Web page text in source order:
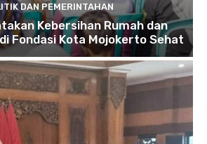
DAN PEMERINTAHAN
Kebersihan Rumah dan
Fondasi Kota Mojokerto Sehat